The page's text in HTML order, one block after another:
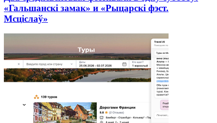
«Гальшанскі замак» и «Рыцарскі фэст.
Мсціслаў»